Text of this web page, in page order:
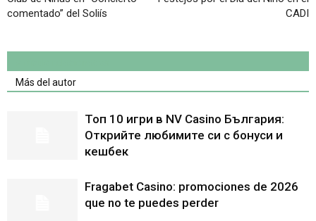
comentado” del Soliís
CADI
Más del autor
Топ 10 игри в NV Casino България:
Открийте любимите си с бонуси и
кешбек
Fragabet Casino: promociones de 2026
que no te puedes perder